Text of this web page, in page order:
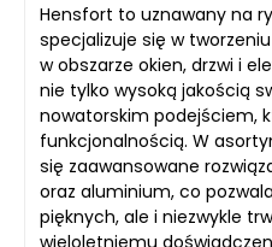
Hensfort to uznawany na
specjalizuje się w
w obszarze okien, drzwi i
nie tylko wysoką jakością
nowatorskim podejściem,
funkcjonalnością. W
się zaawansowane
oraz aluminium, co
pięknych, ale i niezwykle
wieloletniemu